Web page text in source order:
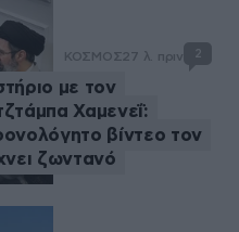
ΚΟΣΜΟΣ27 λ. πριν 2
με τον
Χαμενεΐ:
βίντεο τον
ζωντανό